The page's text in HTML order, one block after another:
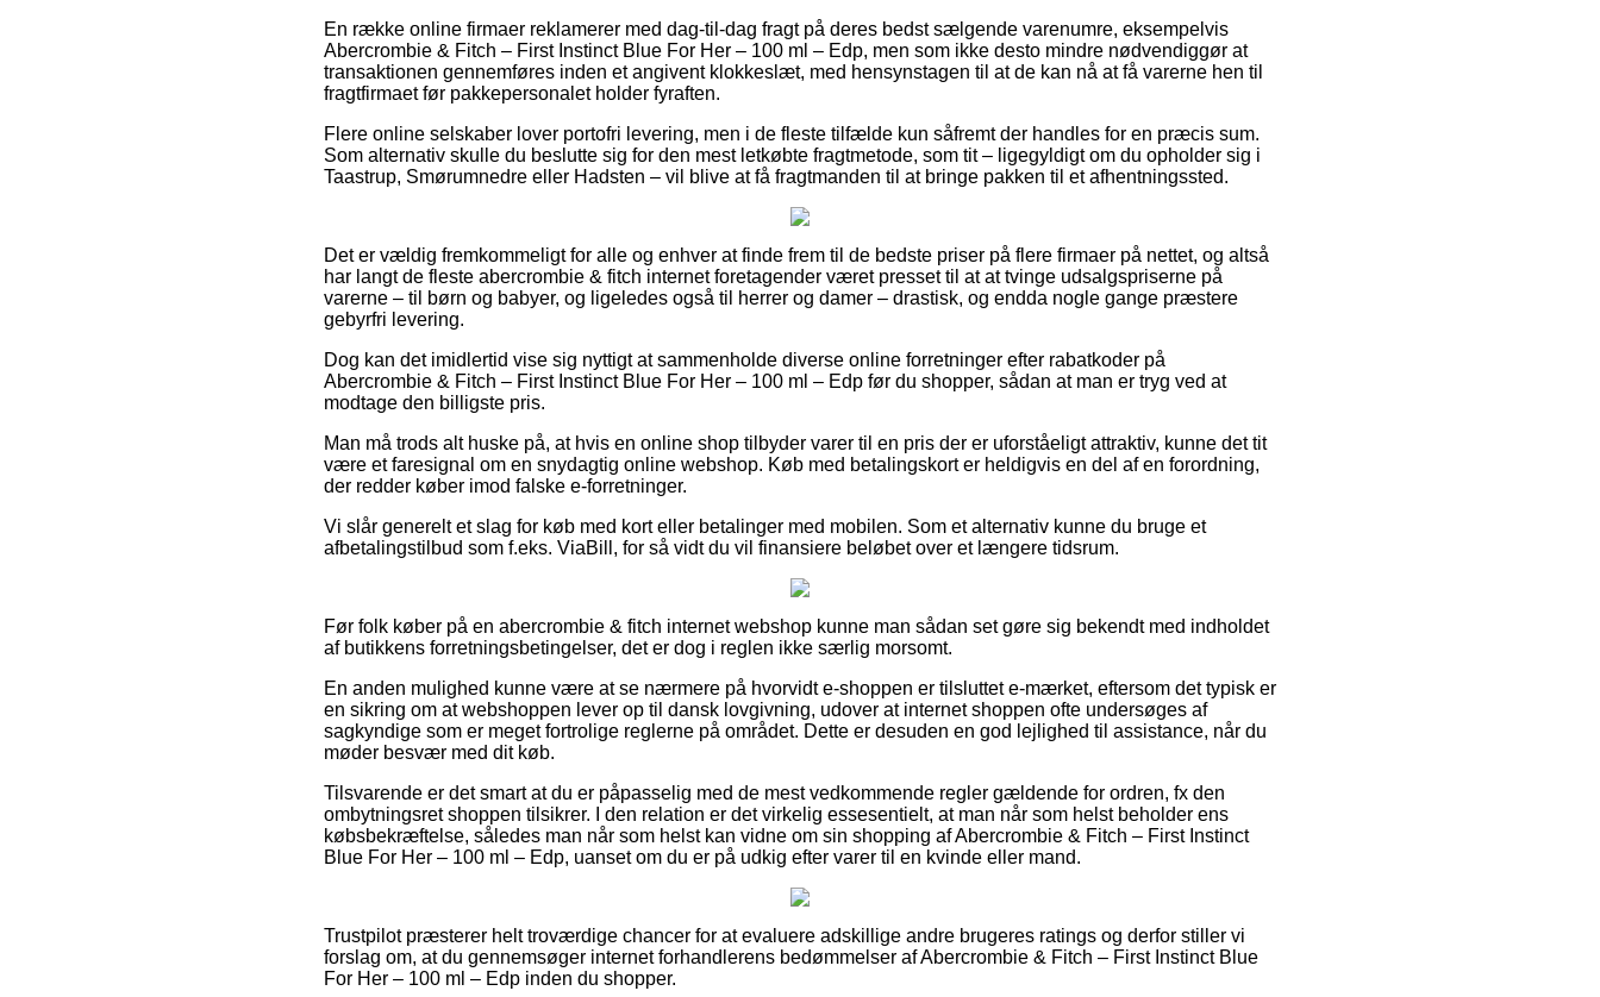
En række online firmaer reklamerer med dag-til-dag fragt på deres bedst sælgende varenumre, eksempelvis
Abercrombie & Fitch – First Instinct Blue For Her – 100 ml – Edp, men som ikke desto mindre nødvendiggør at
transaktionen gennemføres inden et angivent klokkeslæt, med hensynstagen til at de kan nå at få varerne hen til
fragtfirmaet før pakkepersonalet holder fyraften.
Flere online selskaber lover portofri levering, men i de fleste tilfælde kun såfremt der handles for en præcis sum.
Som alternativ skulle du beslutte sig for den mest letkøbte fragtmetode, som tit – ligegyldigt om du opholder sig i
Taastrup, Smørumnedre eller Hadsten – vil blive at få fragtmanden til at bringe pakken til et afhentningssted.
Det er vældig fremkommeligt for alle og enhver at finde frem til de bedste priser på flere firmaer på nettet, og altså
har langt de fleste abercrombie & fitch internet foretagender været presset til at at tvinge udsalgspriserne på
varerne – til børn og babyer, og ligeledes også til herrer og damer – drastisk, og endda nogle gange præstere
gebyrfri levering.
Dog kan det imidlertid vise sig nyttigt at sammenholde diverse online forretninger efter rabatkoder på
Abercrombie & Fitch – First Instinct Blue For Her – 100 ml – Edp før du shopper, sådan at man er tryg ved at
modtage den billigste pris.
Man må trods alt huske på, at hvis en online shop tilbyder varer til en pris der er uforståeligt attraktiv, kunne det tit
være et faresignal om en snydagtig online webshop. Køb med betalingskort er heldigvis en del af en forordning,
der redder køber imod falske e-forretninger.
Vi slår generelt et slag for køb med kort eller betalinger med mobilen. Som et alternativ kunne du bruge et
afbetalingstilbud som f.eks. ViaBill, for så vidt du vil finansiere beløbet over et længere tidsrum.
Før folk køber på en abercrombie & fitch internet webshop kunne man sådan set gøre sig bekendt med indholdet
af butikkens forretningsbetingelser, det er dog i reglen ikke særlig morsomt.
En anden mulighed kunne være at se nærmere på hvorvidt e-shoppen er tilsluttet e-mærket, eftersom det typisk er
en sikring om at webshoppen lever op til dansk lovgivning, udover at internet shoppen ofte undersøges af
sagkyndige som er meget fortrolige reglerne på området. Dette er desuden en god lejlighed til assistance, når du
møder besvær med dit køb.
Tilsvarende er det smart at du er påpasselig med de mest vedkommende regler gældende for ordren, fx den
ombytningsret shoppen tilsikrer. I den relation er det virkelig essesentielt, at man når som helst beholder ens
købsbekræftelse, således man når som helst kan vidne om sin shopping af Abercrombie & Fitch – First Instinct
Blue For Her – 100 ml – Edp, uanset om du er på udkig efter varer til en kvinde eller mand.
Trustpilot præsterer helt troværdige chancer for at evaluere adskillige andre brugeres ratings og derfor stiller vi
forslag om, at du gennemsøger internet forhandlerens bedømmelser af Abercrombie & Fitch – First Instinct Blue
For Her – 100 ml – Edp inden du shopper.